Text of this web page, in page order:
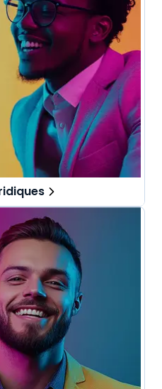
en-un, spécialement
fonctions juridiques.
pour vous repérer dans
quotidien.